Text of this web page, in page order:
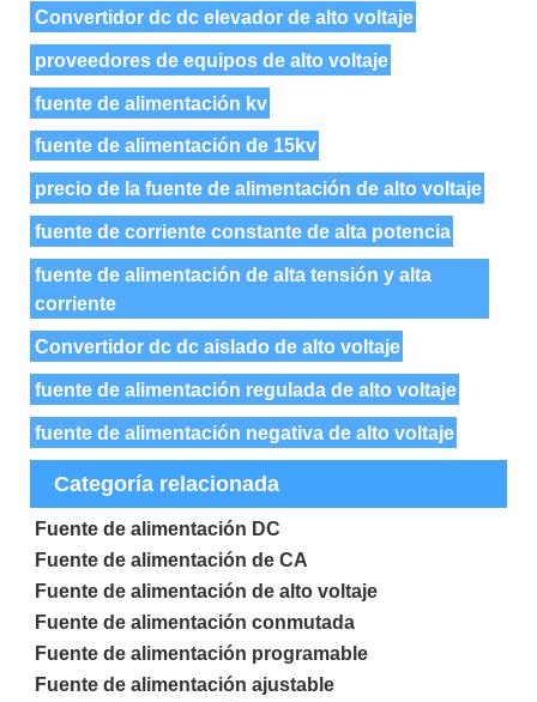
Convertidor dc dc elevador de alto voltaje
proveedores de equipos de alto voltaje
fuente de alimentación kv
fuente de alimentación de 15kv
precio de la fuente de alimentación de alto voltaje
fuente de corriente constante de alta potencia
fuente de alimentación de alta tensión y alta
corriente
Convertidor dc dc aislado de alto voltaje
fuente de alimentación regulada de alto voltaje
fuente de alimentación negativa de alto voltaje
Categoría relacionada
Fuente de alimentación DC
Fuente de alimentación de CA
Fuente de alimentación de alto voltaje
Fuente de alimentación conmutada
Fuente de alimentación programable
Fuente de alimentación ajustable